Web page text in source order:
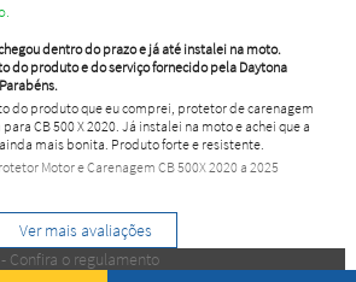
dentro do prazo e já até instalei na moto.
do produto e do serviço fornecido pela Daytona
do produto que eu comprei, protetor de carenagem
CB 500 X 2020. Já instalei na moto e achei que a
mais bonita. Produto forte e resistente.
Motor e Carenagem CB 500X 2020 a 2025
Ver mais avaliações